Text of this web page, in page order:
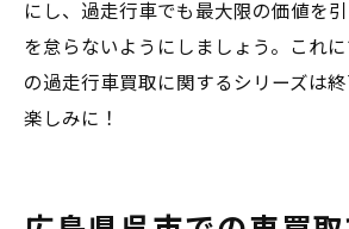
にし、過走行車でも最大限の価値を
を怠らないようにしましょう。これ
の過走行車買取に関するシリーズは
楽しみに！